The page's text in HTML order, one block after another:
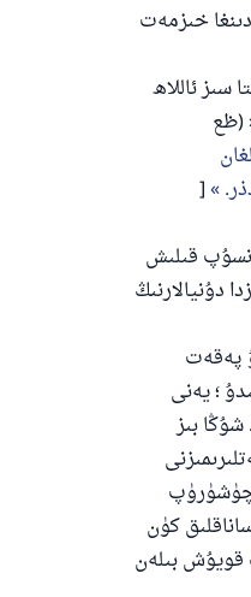
خىزمەت
سىز ئاللاھ
(ظع
[
قىلىش
دۇنيالارنىڭ
پەقەت
؛ يەنى
شۇڭا بىز
چۈشۈرۈپ
كۈن
قويۇش بىلەن